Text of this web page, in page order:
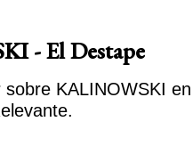
- El Destape
KALINOWSKI